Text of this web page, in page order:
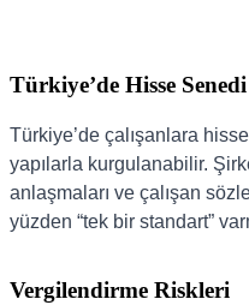
Türkiye’de Hisse
Türkiye’de çalışanlara
yapılarla kurgulanabilir.
anlaşmaları ve çalışan
yüzden “tek bir standart”
Vergilendirme Riskleri